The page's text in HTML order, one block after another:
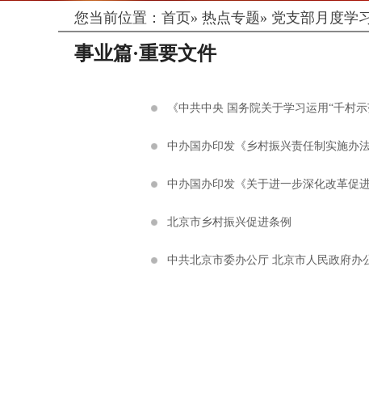
您当前位置： 首页» 热点专题» 党支部月度学
事业篇·重要文件
《中共中央 国务院关于学习运用“千村
中办国办印发《乡村振兴责任制实施办法
中办国办印发《关于进一步深化改革促
北京市乡村振兴促进条例
中共北京市委办公厅 北京市人民政府办